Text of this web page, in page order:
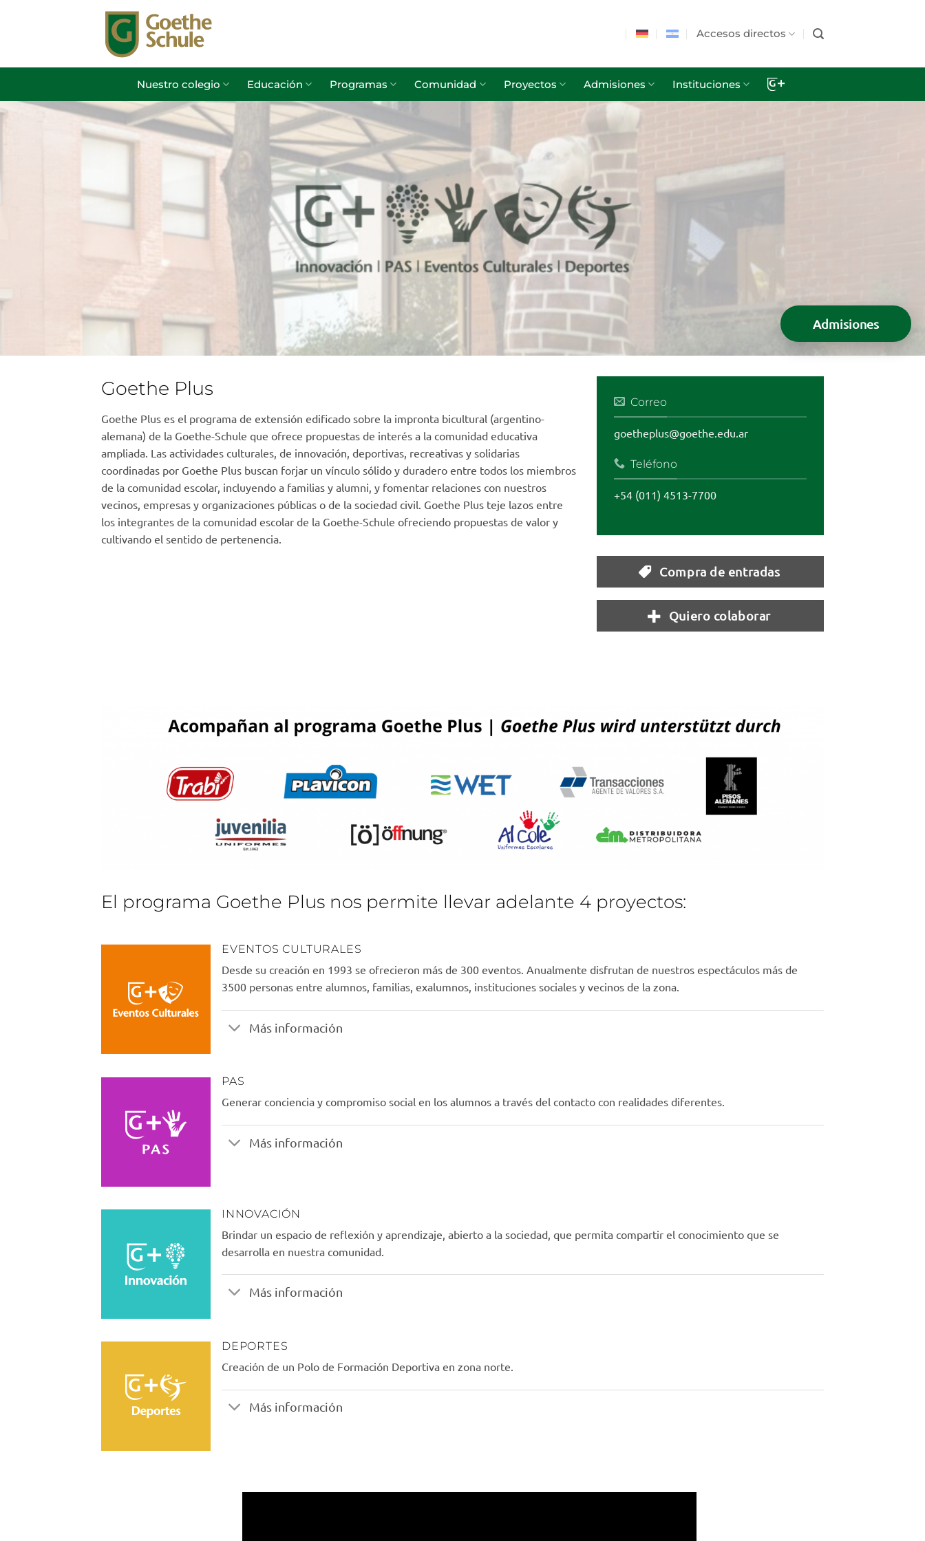
Accesos directos
Nuestro colegio Educación Programas Comunidad Proyectos Admisiones Instituciones
Goethe Plus
Goethe Plus es el programa de extensión edificado sobre la impronta bicultural (argentino-
alemana) de la Goethe-Schule que ofrece propuestas de interés a la comunidad educativa
ampliada. Las actividades culturales, de innovación, deportivas, recreativas y solidarias
coordinadas por Goethe Plus buscan forjar un vínculo sólido y duradero entre todos los miembros
de la comunidad escolar, incluyendo a familias y alumni, y fomentar relaciones con nuestros
vecinos, empresas y organizaciones públicas o de la sociedad civil. Goethe Plus teje lazos entre
los integrantes de la comunidad escolar de la Goethe-Schule ofreciendo propuestas de valor y
cultivando el sentido de pertenencia.
Correo
goetheplus@goethe.edu.ar
Teléfono
+54 (011) 4513-7700
Compra de entradas
Quiero colaborar
El programa Goethe Plus nos permite llevar adelante 4 proyectos:
EVENTOS CULTURALES
Desde su creación en 1993 se ofrecieron más de 300 eventos. Anualmente disfrutan de nuestros espectáculos más de
3500 personas entre alumnos, familias, exalumnos, instituciones sociales y vecinos de la zona.
Más información
PAS
Generar conciencia y compromiso social en los alumnos a través del contacto con realidades diferentes.
Más información
INNOVACIÓN
Brindar un espacio de reflexión y aprendizaje, abierto a la sociedad, que permita compartir el conocimiento que se
desarrolla en nuestra comunidad.
Más información
DEPORTES
Creación de un Polo de Formación Deportiva en zona norte.
Más información
Admisiones